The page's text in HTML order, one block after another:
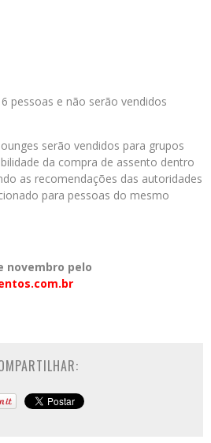
pessoas e não serão vendidos
serão vendidos para grupos
da compra de assento dentro
as recomendações das autoridades
para pessoas do mesmo
novembro pelo